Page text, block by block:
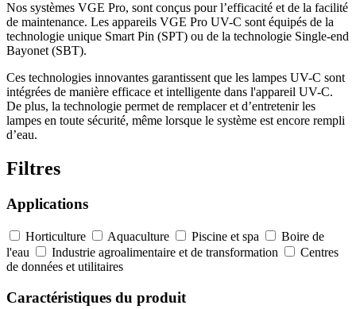
Nos systèmes VGE Pro, sont conçus pour l’efficacité et de la facilité
de maintenance. Les appareils VGE Pro UV-C sont équipés de la
technologie unique Smart Pin (SPT) ou de la technologie Single-end
Bayonet (SBT).
Ces technologies innovantes garantissent que les lampes UV-C sont
intégrées de manière efficace et intelligente dans l'appareil UV-C.
De plus, la technologie permet de remplacer et d’entretenir les
lampes en toute sécurité, même lorsque le système est encore rempli
d’eau.
Filtres
Applications
Horticulture Aquaculture Piscine et spa
Boire de
l'eau
Industrie agroalimentaire et de transformation
Centres
de données et utilitaires
Caractéristiques du produit